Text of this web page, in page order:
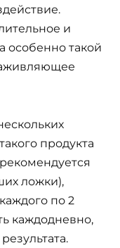
и
особенно такой
продукта
ложки),
по 2
каждодневно,